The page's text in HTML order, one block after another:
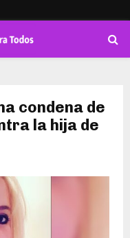
condena de
la hija de